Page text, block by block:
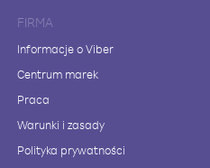
FIRMA
Informacje o Viber
Centrum marek
Praca
Warunki i zasady
Polityka prywatności